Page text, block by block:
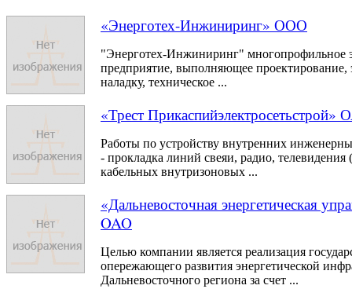
«Энерготех-Инжиниринг» ООО
"Энерготех-Инжиниринг" многопрофильное
предприятие, выполняющее проектирование,
наладку, техническое ...
«Трест Прикаспийэлектросетьстрой»
Работы по устройству внутренних
- прокладка линий свеяи, радио, телевидения
кабельных внутризоновых ...
«Дальневосточная энергетическая
OAO
Целью компании является реализация
опережающего развития энергетической
Дальневосточного региона за счет ...